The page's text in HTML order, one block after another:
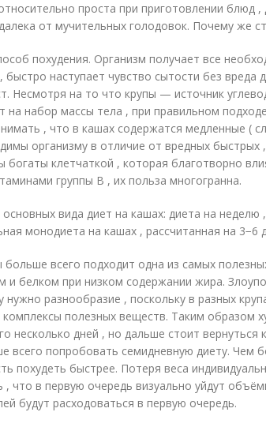
проста при приготовлении блюд ,
от мучительных голодовок. Почему же
похудения. Организм получает все
наступает чувство сытости без вреда
Несмотря на то что крупы — источник
на набор массы тела , при правильном
, что в кашах содержатся медленные (
организму в отличие от вредных быстрых
богаты клетчаткой , которая благотворно
группы В , их польза многогранна.
вида диет на кашах: диета на неделю
монодиета на кашах , рассчитанная на 3−6
всего подходит одна из самых
и белком при низком содержании жира.
нужно разнообразие , поскольку в разных
полезных веществ. Таким образом
несколько дней , но дальше стоит вернуться
всего попробовать семидневную диету. Чем
похудеть быстрее. Потеря веса
что в первую очередь визуально уйдут
будут расходоваться в первую очередь.